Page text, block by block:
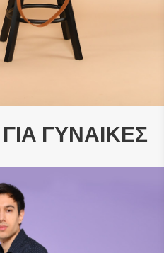
28.49 €
ΓΥΝΑΙΚΕΣ